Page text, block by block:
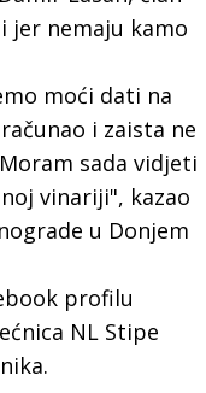
jer nemaju kamo
moći dati na
i zaista ne
sada vidjeti
vinariji", kazao
u Donjem
profilu
NL Stipe